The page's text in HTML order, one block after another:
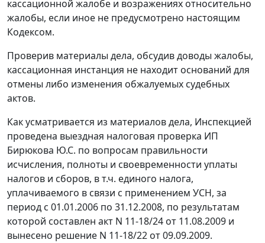
кассационной жалобе и возражениях относительно
жалобы, если иное не предусмотрено настоящим
Кодексом.
Проверив материалы дела, обсудив доводы жалобы,
кассационная инстанция не находит оснований для
отмены либо изменения обжалуемых судебных
актов.
Как усматривается из материалов дела, Инспекцией
проведена выездная налоговая проверка ИП
Бирюкова Ю.С. по вопросам правильности
исчисления, полноты и своевременности уплаты
налогов и сборов, в т.ч. единого налога,
уплачиваемого в связи с применением УСН, за
период с 01.01.2006 по 31.12.2008, по результатам
которой составлен акт N 11-18/24 от 11.08.2009 и
вынесено решение N 11-18/22 от 09.09.2009.